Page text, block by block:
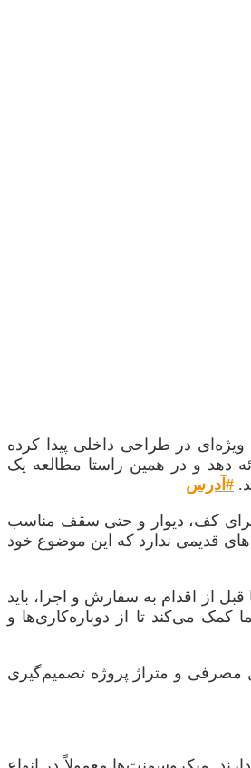
در طراحی داخلی پیدا کرده
دهد و در همین راستا مطالعه یک
#آدرس
برای کف، دیوار و حتی سقف مناسب
قدیمی ندارد که این موضوع خود
از اقدام به سفارش و اجرا، باید
کمک می‌کند تا از دوباره‌کاری‌ها و
مصرفی و متراژ پروژه تصمیم‌گیری